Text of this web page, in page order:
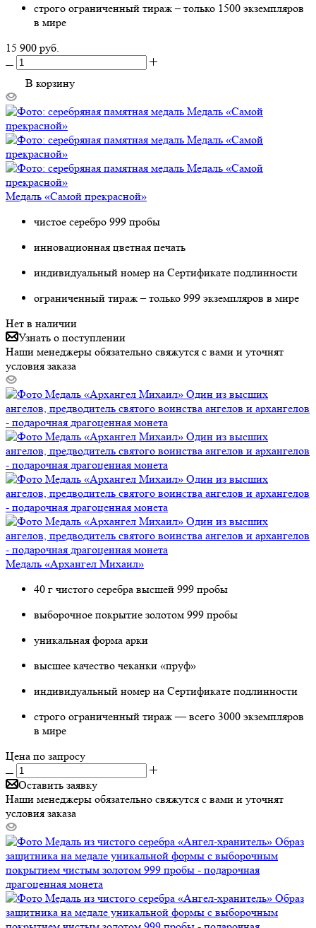
строго ограниченный тираж – только 1500 экземпляров
в мире
15 900 руб.
В корзину
Медаль «Самой прекрасной»
чистое серебро 999 пробы
инновационная цветная печать
индивидуальный номер на Сертификате подлинности
ограниченный тираж – только 999 экземпляров в мире
Нет в наличии
Узнать о поступлении
Наши менеджеры обязательно свяжутся с вами и уточнят
условия заказа
Медаль «Архангел Михаил»
40 г чистого серебра высшей 999 пробы
выборочное покрытие золотом 999 пробы
уникальная форма арки
высшее качество чеканки «пруф»
индивидуальный номер на Сертификате подлинности
строго ограниченный тираж — всего 3000 экземпляров
в мире
Цена по запросу
Оставить заявку
Наши менеджеры обязательно свяжутся с вами и уточнят
условия заказа